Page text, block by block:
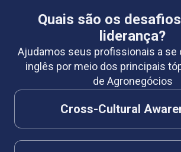
Quais são os
liderança?
Ajudamos seus profissionais a se
inglês por meio dos principais
de Agronegócios
Cross-Cultural